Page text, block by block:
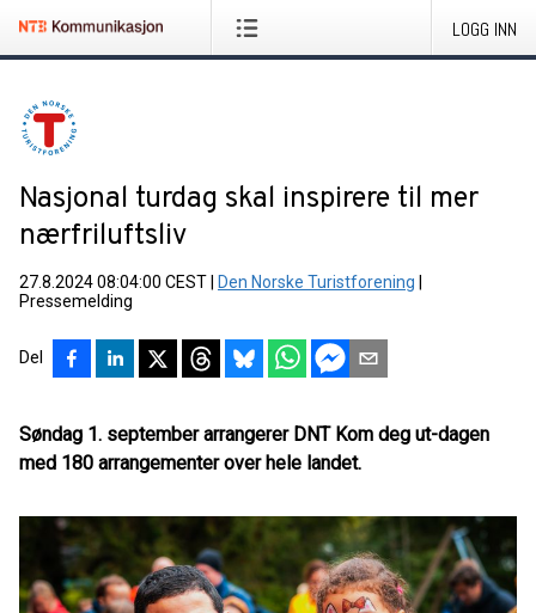
LOGG INN
Nasjonal turdag skal inspirere til mer
nærfriluftsliv
27.8.2024 08:04:00 CEST Den Norske Turistforening
Pressemelding
Del
Søndag 1. september arrangerer DNT Kom deg ut-dagen
med 180 arrangementer over hele landet.